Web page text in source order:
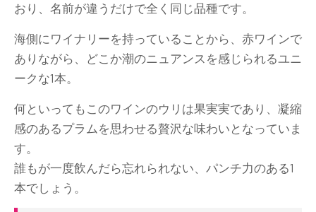
おり、名前が違うだけで全く同じ品種です。
海側にワイナリーを持っていることから、赤ワインで
ありながら、どこか潮のニュアンスを感じられるユニ
ークな1本。
何といってもこのワインのウリは果実実であり、凝縮
感のあるプラムを思わせる贅沢な味わいとなっていま
す。
誰もが一度飲んだら忘れられない、パンチ力のある1
本でしょう。